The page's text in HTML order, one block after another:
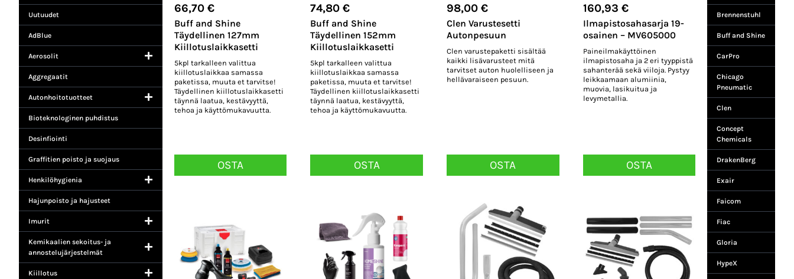
Uutuudet
AdBlue
Aerosolit
Aggregaatit
Autonhoitotuotteet
Bioteknologinen puhdistus
Desinfiointi
Graffitien poisto ja suojaus
Henkilöhygienia
Hajunpoisto ja hajusteet
Imurit
Kemikaalien sekoitus- ja
annostelujärjestelmät
Kiillotus
66,70 €
Buff and Shine
Täydellinen 127mm
Kiillotuslaikkasetti
5kpl tarkalleen valittua
kiillotuslaikkaa samassa
paketissa, muuta et tarvitse!
Täydellinen kiillotuslaikkasetti
täynnä laatua, kestävyyttä,
tehoa ja käyttömukavuutta.
OSTA
74,80€
Buff and Shine
Täydellinen 152mm
Kiillotuslaikkasetti
5kpl tarkalleen valittua
kiillotuslaikkaa samassa
paketissa, muuta et tarvitse!
Täydellinen kiillotuslaikkasetti
täynnä laatua, kestävyyttä,
tehoa ja käyttömukavuutta.
OSTA
98,00 €
Clen Varustesetti
Autonpesuun
Clen varustepaketti sisältää
kaikki lisävarusteet mitä
tarvitset auton huolelliseen ja
hellävaraiseen pesuun.
OSTA
160,93 €
Ilmapistosahasarja 19-
osainen – MV605000
Paineilmakäyttöinen
ilmapistosaha ja 2 eri tyyppistä
sahanterää sekä viiloja. Pystyy
leikkaamaan alumiinia,
muovia, lasikuitua ja
levymetallia.
OSTA
Brennenstuhl
Buff and Shine
CarPro
Chicago
Pneumatic
Clen
Concept
Chemicals
DrakenBerg
Exair
Faicom
Fiac
Gloria
HypeX